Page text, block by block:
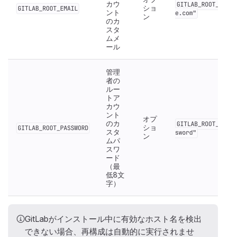
GITLAB_ROOT_EMAIL
カウ
ント
のカ
スタ
ムメ
ール
ショ
ン
e.com"
GITLAB_ROOT_PASSWORD
管理
者の
ルー
トア
カウ
ント
のカ
スタ
ムパ
スワ
ード
（最
低8文
字）
オプ
ショ
ン
sword"
GitLabがインストール中に有効なホスト名を検出
できない場合、再構成は自動的に実行されませ